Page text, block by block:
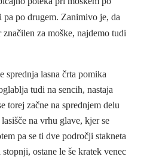
pa po drugem. Zanimivo je, da
za moške, najdemo tudi
sprednja lasna črta pomika
tudi na sencih, nastaja
torej začne na sprednjem delu
na vrhu glave, kjer se
pa se ti dve področji stakneta
ostane le še kratek venec